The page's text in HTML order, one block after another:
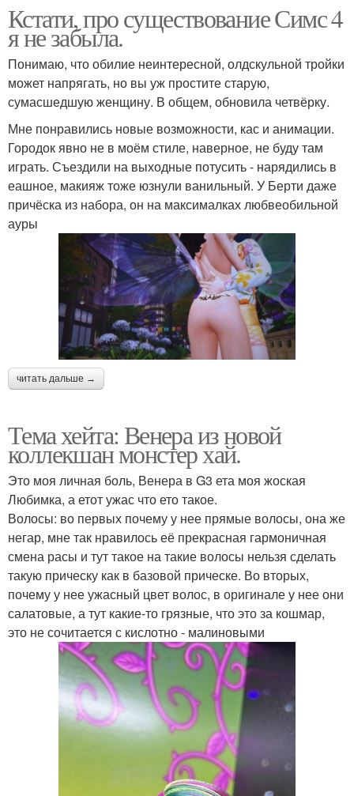
Кстати, про существование Симс 4
я не забыла.
Понимаю, что обилие неинтересной, олдскульной тройки
может напрягать, но вы уж простите старую,
сумасшедшую женщину. В общем, обновила четвёрку.
Мне понравились новые возможности, кас и анимации.
Городок явно не в моём стиле, наверное, не буду там
играть. Съездили на выходные потусить - нарядились в
еашное, макияж тоже юзнули ванильный. У Берти даже
причёска из набора, он на максималках любвеобильной
ауры
читать дальше →
Тема хейта: Венера из новой
коллекшан монстер хай.
Это моя личная боль, Венера в G3 ета моя жоская
Любимка, а етот ужас что ето такое.
Волосы: во первых почему у нее прямые волосы, она же
негар, мне так нравилось её прекрасная гармоничная
смена расы и тут такое на такие волосы нельзя сделать
такую прическу как в базовой прическе. Во вторых,
почему у нее ужасный цвет волос, в оригинале у нее они
салатовые, а тут какие-то грязные, что это за кошмар,
это не сочитается с кислотно - малиновыми